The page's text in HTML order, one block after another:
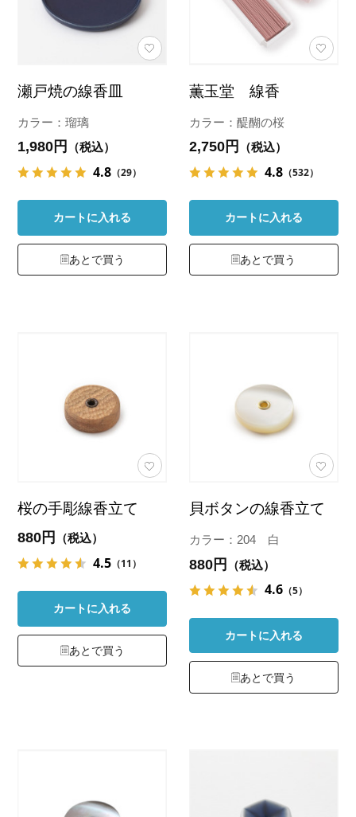
瀬戸焼の線香皿
カラー：瑠璃
1,980円 （税込）
4.8 （29）
カートに入れる
あとで買う
薫玉堂 線香
カラー：醍醐の桜
2,750円 （税込）
4.8 （532）
カートに入れる
あとで買う
桜の手彫線香立て
880円 （税込）
4.5 （11）
カートに入れる
あとで買う
貝ボタンの線香立て
カラー：204 白
880円 （税込）
4.6 （5）
カートに入れる
あとで買う